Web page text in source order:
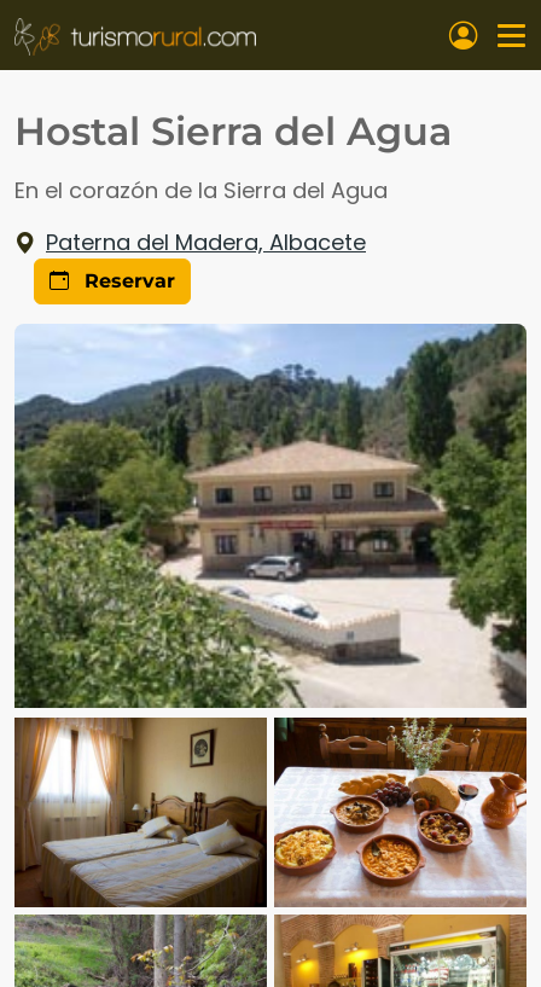
Pasar al contenido principal
Hostal Sierra del Agua
En el corazón de la Sierra del Agua
Paterna del Madera, Albacete
Reservar